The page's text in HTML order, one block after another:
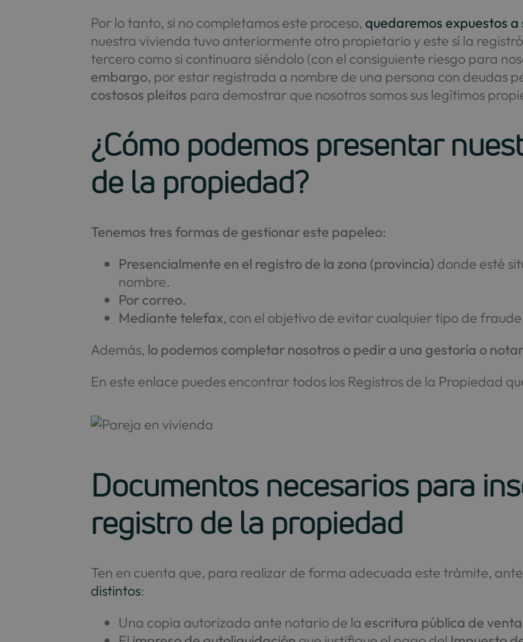
Por lo tanto, si no completamos este proceso,quedaremos expuestos
nuestra vivienda tuvo anteriormente otro propietario y este sí la
tercero como si continuara siéndolo (con el consiguiente riesgo para
embargo, por estar registrada a nombre de una persona con deudas
costosos pleitos para demostrar que nosotros somos sus legítimos
¿Cómo podemos presentar
de la propiedad?
Tenemos tres formas de gestionar este papeleo:
Presencialmente en el registro de la zona (provincia) donde esté
nombre.
Por correo.
Mediante telefax, con el objetivo de evitar cualquier tipo de
Además, lo podemos completar nosotros o pedir a una gestoría o
En este enlace puedes encontrar todos los Registros de la Propiedad
Documentos necesarios para
registro de la propiedad
Ten en cuenta que, para realizar de forma adecuada este trámite,
distintos:
Una copia autorizada ante notario de la escritura pública de